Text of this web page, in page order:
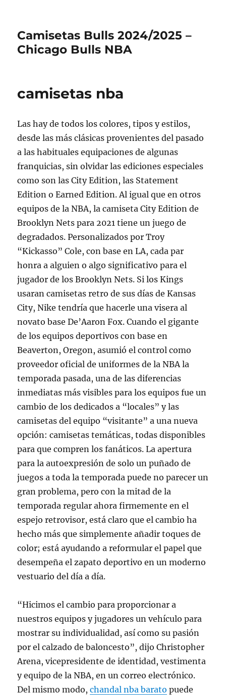
Camisetas Bulls 2024/2025 –
Chicago Bulls NBA
camisetas nba
Las hay de todos los colores, tipos y estilos,
desde las más clásicas provenientes del pasado
a las habituales equipaciones de algunas
franquicias, sin olvidar las ediciones especiales
como son las City Edition, las Statement
Edition o Earned Edition. Al igual que en otros
equipos de la NBA, la camiseta City Edition de
Brooklyn Nets para 2021 tiene un juego de
degradados. Personalizados por Troy
“Kickasso” Cole, con base en LA, cada par
honra a alguien o algo significativo para el
jugador de los Brooklyn Nets. Si los Kings
usaran camisetas retro de sus días de Kansas
City, Nike tendría que hacerle una visera al
novato base De’Aaron Fox. Cuando el gigante
de los equipos deportivos con base en
Beaverton, Oregon, asumió el control como
proveedor oficial de uniformes de la NBA la
temporada pasada, una de las diferencias
inmediatas más visibles para los equipos fue un
cambio de los dedicados a “locales” y las
camisetas del equipo “visitante” a una nueva
opción: camisetas temáticas, todas disponibles
para que compren los fanáticos. La apertura
para la autoexpresión de solo un puñado de
juegos a toda la temporada puede no parecer un
gran problema, pero con la mitad de la
temporada regular ahora firmemente en el
espejo retrovisor, está claro que el cambio ha
hecho más que simplemente añadir toques de
color; está ayudando a reformular el papel que
desempeña el zapato deportivo en un moderno
vestuario del día a día.
“Hicimos el cambio para proporcionar a
nuestros equipos y jugadores un vehículo para
mostrar su individualidad, así como su pasión
por el calzado de baloncesto”, dijo Christopher
Arena, vicepresidente de identidad, vestimenta
y equipo de la NBA, en un correo electrónico.
Del mismo modo,chandal nba barato puede